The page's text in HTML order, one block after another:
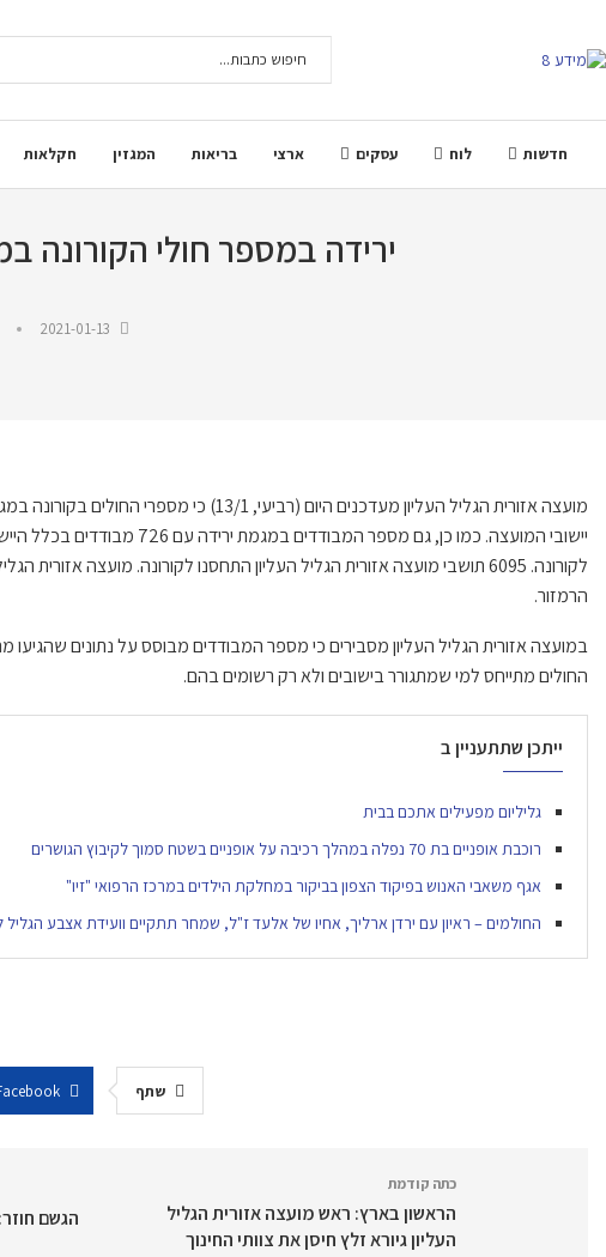
חדשות לוח עסקים ארצי בריאות המגזין חקלאות
ירידה במספר חולי הקורונה במועצה
2021-01-13
לקורונה. 6095 תושבי מועצה אזורית הגליל העליון התחסנו לקורונה. מועצה
הרמזור.
במועצה אזורית הגליל העליון מסבירים כי מספר המבודדים מבוסס על נתונים שהגיעו
החולים מתייחס למי שמתגורר בישובים ולא רק רשומים בהם.
ייתכן שתתעניין ב
גליליום מפעילים אתכם בבית
רוכבת אופניים בת 70 נפלה במהלך רכיבה על אופניים בשטח סמוך לקיבוץ הגושרים
אגף משאבי האנוש בפיקוד הצפון בביקור במחלקת הילדים במרכז הרפואי "זיו"
החולמים – ראיון עם ירדן ארליך, אחיו של אלעד ז"ל, שמחר תתקיים וועידת אצבע הגליל
שתף
כתה קודמת
הראשון בארץ: ראש מועצה אזורית הגליל
העליון גיורא זלץ חיסן את צוותי החינוך
הגשם